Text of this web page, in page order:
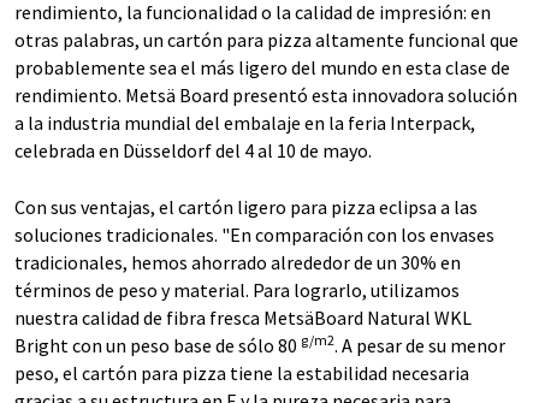
rendimiento, la funcionalidad o la calidad de impresión: en
otras palabras, un cartón para pizza altamente funcional que
probablemente sea el más ligero del mundo en esta clase de
rendimiento. Metsä Board presentó esta innovadora solución
a la industria mundial del embalaje en la feria Interpack,
celebrada en Düsseldorf del 4 al 10 de mayo.
Con sus ventajas, el cartón ligero para pizza eclipsa a las
soluciones tradicionales. "En comparación con los envases
tradicionales, hemos ahorrado alrededor de un 30% en
términos de peso y material. Para lograrlo, utilizamos
nuestra calidad de fibra fresca MetsäBoard Natural WKL
Bright con un peso base de sólo 80 g/m2. A pesar de su menor
peso, el cartón para pizza tiene la estabilidad necesaria